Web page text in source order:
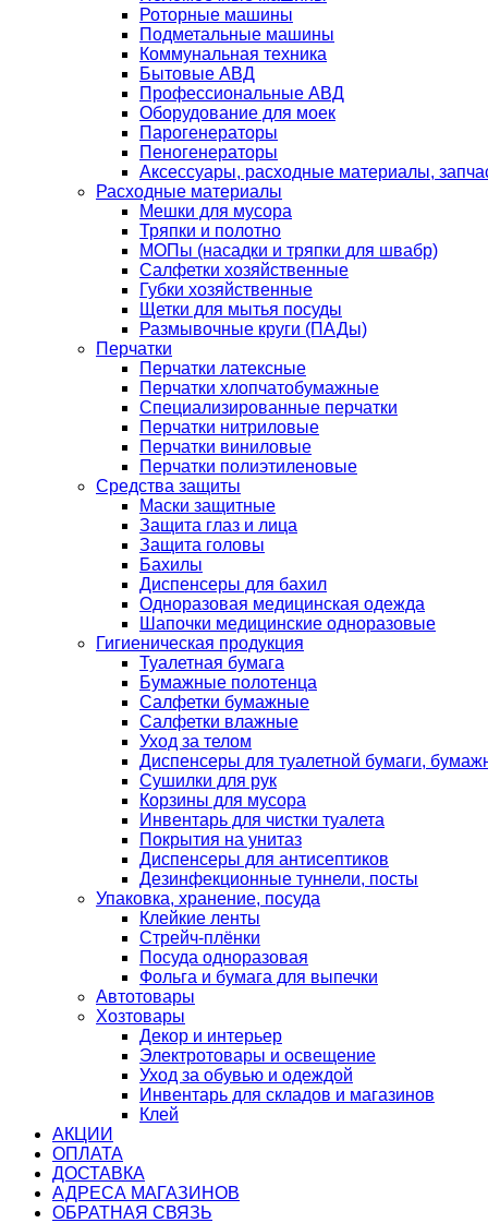
Роторные машины
Подметальные машины
Коммунальная техника
Бытовые АВД
Профессиональные АВД
Оборудование для моек
Парогенераторы
Пеногенераторы
Аксессуары, расходные материалы,
Расходные материалы
Мешки для мусора
Тряпки и полотно
МОПы (насадки и тряпки для швабр)
Салфетки хозяйственные
Губки хозяйственные
Щетки для мытья посуды
Размывочные круги (ПАДы)
Перчатки
Перчатки латексные
Перчатки хлопчатобумажные
Специализированные перчатки
Перчатки нитриловые
Перчатки виниловые
Перчатки полиэтиленовые
Средства защиты
Маски защитные
Защита глаз и лица
Защита головы
Бахилы
Диспенсеры для бахил
Одноразовая медицинская одежда
Шапочки медицинские одноразовые
Гигиеническая продукция
Туалетная бумага
Бумажные полотенца
Салфетки бумажные
Салфетки влажные
Уход за телом
Диспенсеры для туалетной бумаги,
Сушилки для рук
Корзины для мусора
Инвентарь для чистки туалета
Покрытия на унитаз
Диспенсеры для антисептиков
Дезинфекционные туннели, посты
Упаковка, хранение, посуда
Клейкие ленты
Стрейч-плёнки
Посуда одноразовая
Фольга и бумага для выпечки
Автотовары
Хозтовары
Декор и интерьер
Электротовары и освещение
Уход за обувью и одеждой
Инвентарь для складов и магазинов
Клей
АКЦИИ
ОПЛАТА
ДОСТАВКА
АДРЕСА МАГАЗИНОВ
ОБРАТНАЯ СВЯЗЬ